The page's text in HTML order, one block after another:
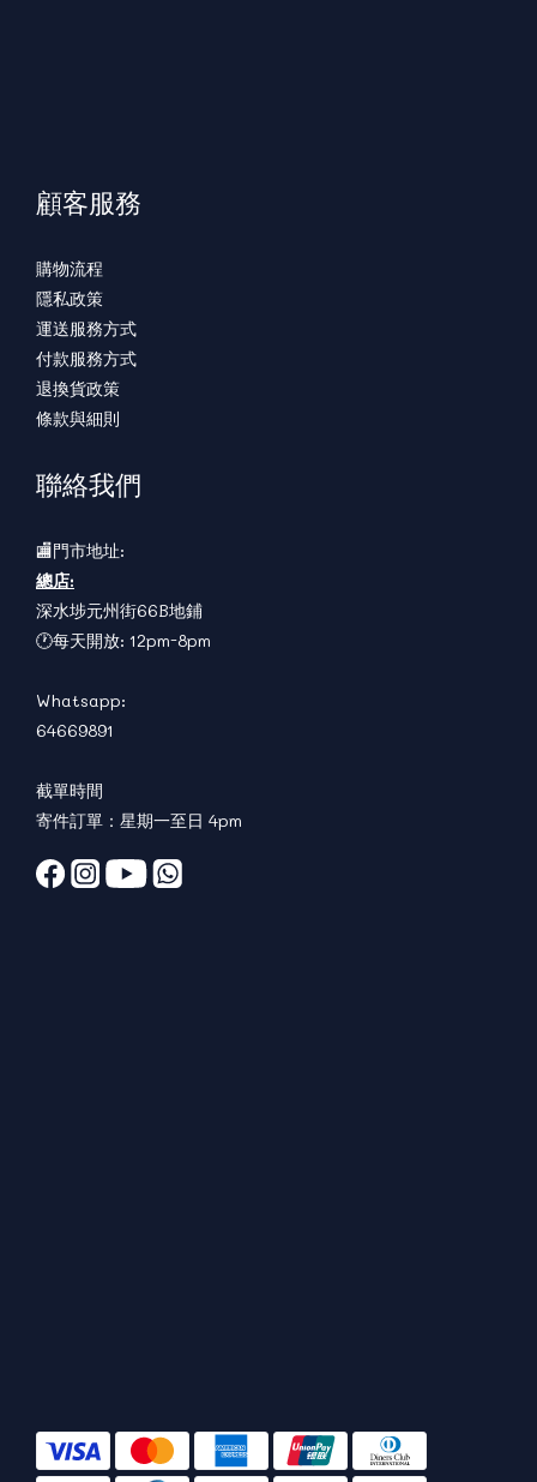
顧客服務
購物流程
隱私政策
運送服務方式
付款服務方式
退換貨政策
條款與細則
聯絡我們
🏬門市地址:
總店:
深水埗元州街66B地鋪
🕐每天開放: 12pm-8pm
Whatsapp:
64669891
截單時間
寄件訂單：星期一至日 4pm